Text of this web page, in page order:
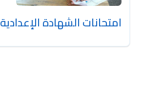
امتحانات الشهادة الإعدادية 2026